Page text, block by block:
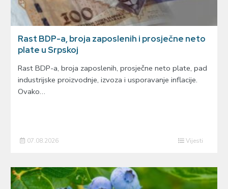
Rast BDP-a, broja zaposlenih i prosječne neto
plate u Srpskoj
Rast BDP-a, broja zaposlenih, prosječne neto plate, pad
industrijske proizvodnje, izvoza i usporavanje inflacije.
Ovako…
07.08.2026 Vijesti